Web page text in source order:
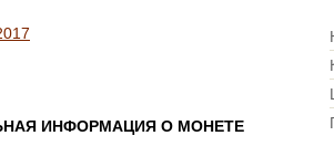
ИНФОРМАЦИЯ О МОНЕТЕ